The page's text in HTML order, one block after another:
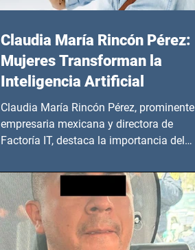
Claudia María Rincón Pérez:
Mujeres Transforman la
Inteligencia Artificial
Claudia María Rincón Pérez, prominente
empresaria mexicana y directora de
Factoría IT, destaca la importancia del